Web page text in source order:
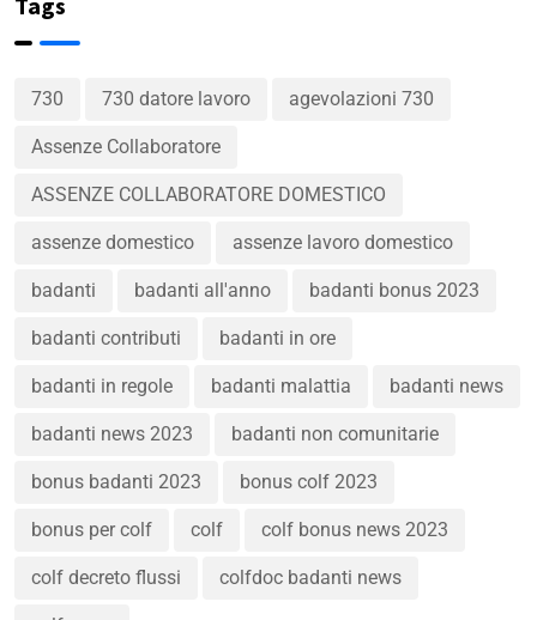
730 730 datore lavoro agevolazioni 730
Assenze Collaboratore
ASSENZE COLLABORATORE DOMESTICO
assenze domestico assenze lavoro domestico
badanti badanti all'anno badanti bonus 2023
badanti contributi badanti in ore
badanti in regole badanti malattia badanti news
badanti news 2023 badanti non comunitarie
bonus badanti 2023 bonus colf 2023
bonus per colf colf colf bonus news 2023
colf decreto flussi colfdoc badanti news